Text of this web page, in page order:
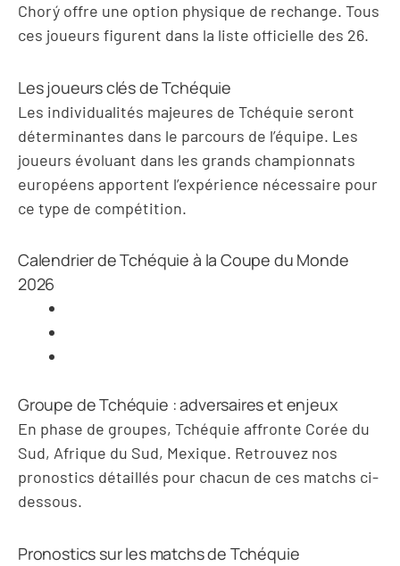
Chorý offre une option physique de rechange. Tous
ces joueurs figurent dans la liste officielle des 26.
Les joueurs clés de Tchéquie
Les individualités majeures de Tchéquie seront
déterminantes dans le parcours de l’équipe. Les
joueurs évoluant dans les grands championnats
européens apportent l’expérience nécessaire pour
ce type de compétition.
Calendrier de Tchéquie à la Coupe du Monde
2026
Groupe de Tchéquie : adversaires et enjeux
En phase de groupes, Tchéquie affronte Corée du
Sud, Afrique du Sud, Mexique. Retrouvez nos
pronostics détaillés pour chacun de ces matchs ci-
dessous.
Pronostics sur les matchs de Tchéquie